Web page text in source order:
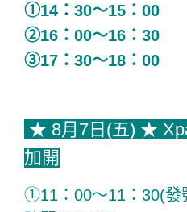
①14：30～15：00
②16：00～16：30
③17：30～18：00
★ 8月7日(五) ★
加開
①11：00～11：30(發